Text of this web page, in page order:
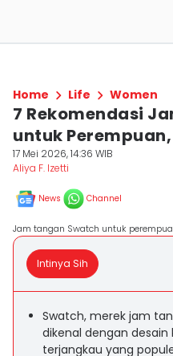
Home Life Women
7 Rekomendasi
untuk
17 Mei 2026, 14:36 WIB
Aliya F. Izetti
News Channel
Jam tangan Swatch untuk
Intinya Sih
Swatch, merek jam
dikenal dengan desain
terjangkau yang